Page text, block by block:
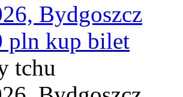
Bydgoszcz
pln kup bilet
tchu